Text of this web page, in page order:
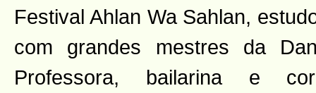
Festival Ahlan Wa Sahlan,
com grandes mestres da
Professora, bailarina e